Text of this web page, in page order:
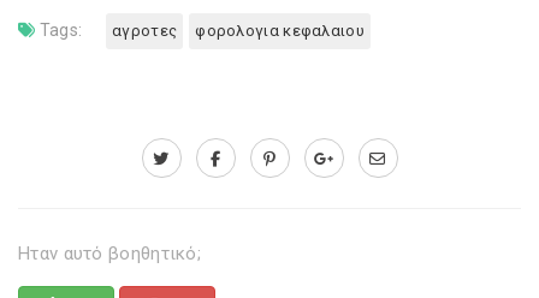
Tags: αγροτες φορολογια κεφαλαιου
Ηταν αυτό βοηθητικό;